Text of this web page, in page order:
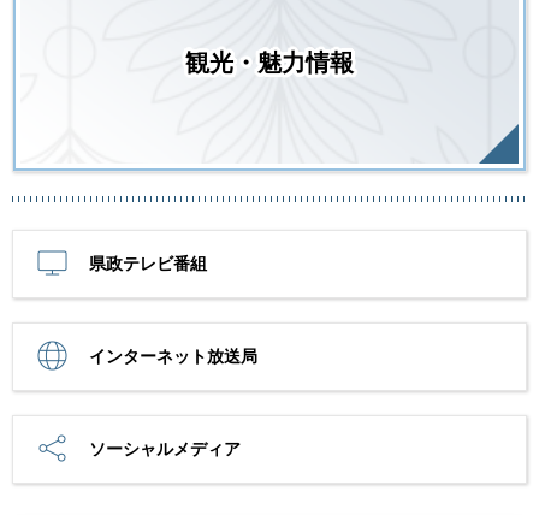
観光・魅力情報
県政テレビ番組
インターネット放送局
ソーシャルメディア